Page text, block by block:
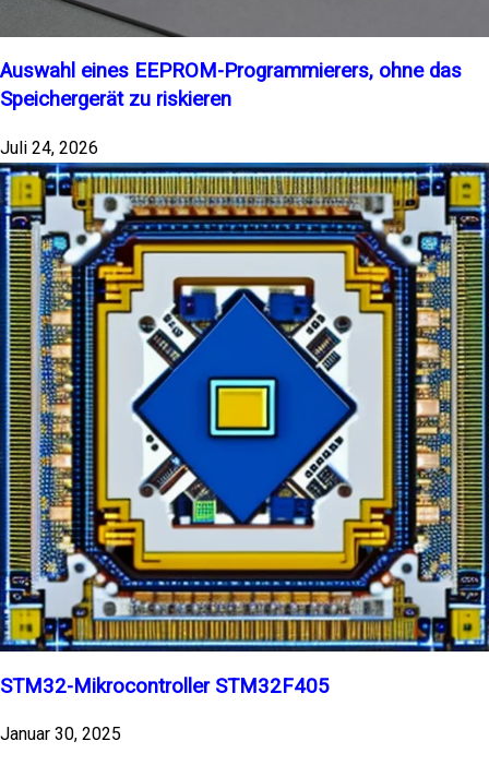
Auswahl eines EEPROM-Programmierers, ohne das
Speichergerät zu riskieren
Juli 24, 2026
STM32-Mikrocontroller STM32F405
Januar 30, 2025